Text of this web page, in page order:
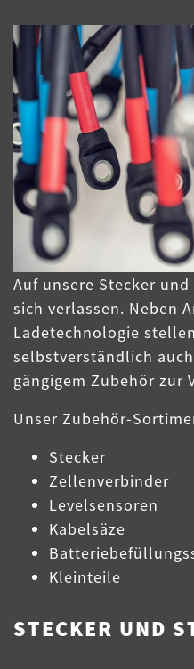
Auf unsere Stecker
sich verlassen. Neben
Ladetechnologie
selbstverständlich
gängigem Zubehör zur
Unser Zubehör-
Stecker
Zellenverbinder
Levelsensoren
Kabelsäze
Kleinteile
STECKER UND